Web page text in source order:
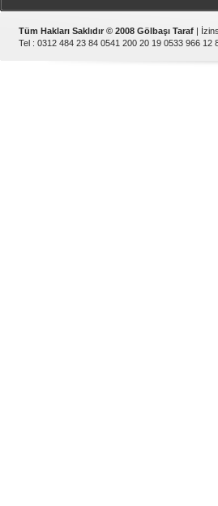
Tüm Hakları Saklıdır © 2008 Gölbaşı Taraf |
Tel : 0312 484 23 84 0541 200 20 19 0533 966 12